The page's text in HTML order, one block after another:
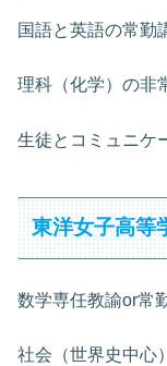
国語と英語の常勤
理科（化学）の非
生徒とコミュニケ
東洋女子高等
数学専任教諭or常
社会（世界史中心